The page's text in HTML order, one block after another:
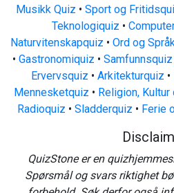
Musikk Quiz • Sport og
Teknologiquiz •
Naturvitenskapquiz • Ord og
• Gastronomiquiz • Samfunnsquiz
Ervervsquiz • Arkitekturquiz •
Mennesketquiz • Religion,
Radioquiz • Sladderquiz • Ferie
QuizStone er en
Spørsmål og svars riktighet